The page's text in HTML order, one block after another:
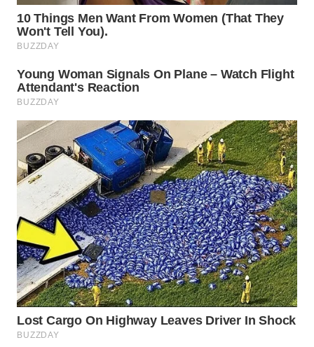
SUMEDANG
WN
WN
KEPULAUAN
SERIBU
WN
TANGERANG
WN
BINJAI
WN
CIREBON
WN
INDRAMAYU